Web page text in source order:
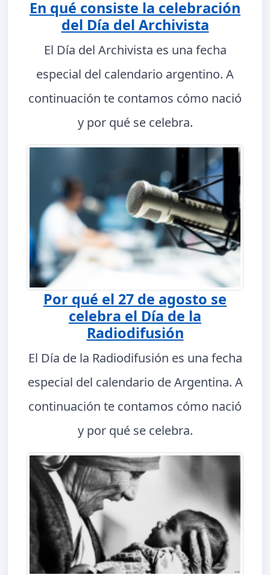
En qué consiste la celebración
del Día del Archivista
El Día del Archivista es una fecha
especial del calendario argentino. A
continuación te contamos cómo nació
y por qué se celebra.
Por qué el 27 de agosto se
celebra el Día de la
Radiodifusión
El Día de la Radiodifusión es una fecha
especial del calendario de Argentina. A
continuación te contamos cómo nació
y por qué se celebra.